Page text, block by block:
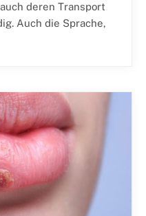
deren Transport
Auch die Sprache,